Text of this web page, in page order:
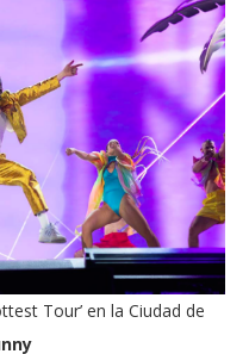
Tour’ en la Ciudad de